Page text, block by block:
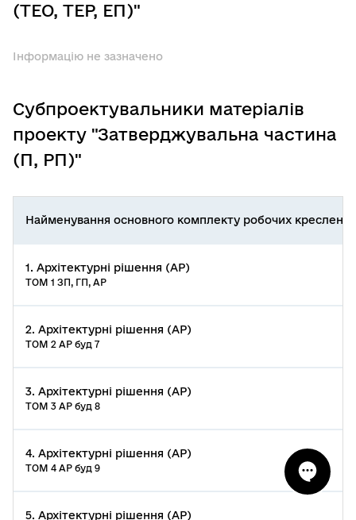
(ТЕО, ТЕР, ЕП)"
Інформацію не зазначено
Субпроектувальники матеріалів
проекту "Затверджувальна частина
(П, РП)"
Найменування основного комплекту робочих креслень
1. Архітектурні рішення (АР)
ТОМ 1 ЗП, ГП, АР
2. Архітектурні рішення (АР)
ТОМ 2 АР буд 7
3. Архітектурні рішення (АР)
ТОМ 3 АР буд 8
4. Архітектурні рішення (АР)
ТОМ 4 АР буд 9
5. Архітектурні рішення (АР)